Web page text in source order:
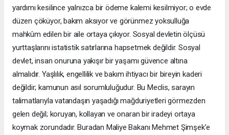
yardımı kesilince yalnızca bir ödeme kalemi kesilmiyor; o evde
düzen çöküyor, bakım aksıyor ve görünmez yoksulluğa
mahkûm edilen bir aile ortaya çıkıyor. Sosyal devletin ölçüsü
yurttaşlarını istatistik satırlarına hapsetmek değildir. Sosyal
devlet, insan onuruna yakışır bir yaşamı güvence altına
almalıdır. Yaşlılık, engellilik ve bakım ihtiyacı bir bireyin kaderi
değildir; kamunun asıl sorumluluğudur. Bu Meclis, sarayın
talimatlarıyla vatandaşın yaşadığı mağduriyetleri görmezden
gelen değil; koruyan, kollayan ve onaran bir iradeyi ortaya
koymak zorundadır. Buradan Maliye Bakanı Mehmet Şimşek’e